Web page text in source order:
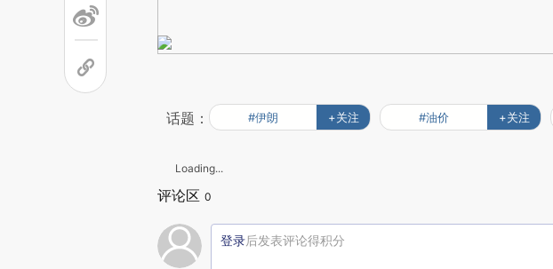
话题： #伊朗 +关注 #油价 +关注
Loading...
评论区 0
登录后发表评论得积分